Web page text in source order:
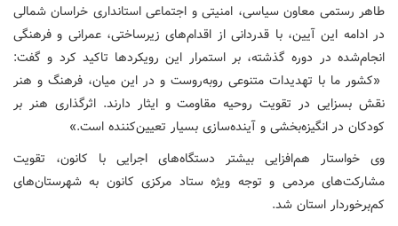
طاهر رستمی معاون سیاسی، امنیتی و اجتماعی استانداری خراسان شمالی
در ادامه این آیین، با قدردانی از اقدام‌های زیرساختی، عمرانی و فرهنگی
انجام‌شده در دوره گذشته، بر استمرار این رویکردها تاکید کرد و گفت:
«کشور ما با تهدیدات متنوعی روبه‌روست و در این میان، فرهنگ و هنر
نقش بسزایی در تقویت روحیه مقاومت و ایثار دارند. اثرگذاری هنر بر
کودکان در انگیزه‌بخشی و آینده‌سازی بسیار تعیین‌کننده است.»
وی خواستار هم‌افزایی بیشتر دستگاه‌های اجرایی با کانون، تقویت
مشارکت‌های مردمی و توجه ویژه ستاد مرکزی کانون به شهرستان‌های
کم‌برخوردار استان شد.